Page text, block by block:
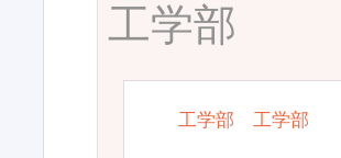
工学部
工学部 工学部